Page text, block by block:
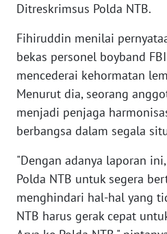
Ditreskrimsus Polda NTB.
Fihiruddin menilai
bekas personel boyband
mencederai kehormatan
Menurut dia, seorang
menjadi penjaga
berbangsa dalam segala
"Dengan adanya laporan
Polda NTB untuk segera
menghindari hal-hal yang
NTB harus gerak cepat
BANTEN
WN
NTT
WN
KEPRI
PAPUA
WN
PAPUA
BARAT